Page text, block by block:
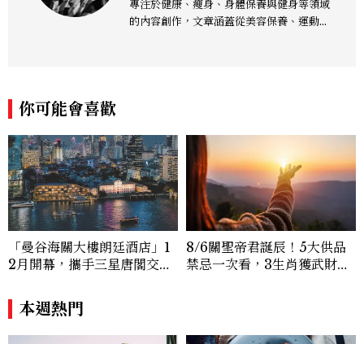
專注於健康、瘦身、身體保養與健身等領域
的內容創作，文章涵蓋從美容保養、運動健
你可能會喜歡
「曼谷海關大樓朗廷酒店」1
2月開幕，攜手三星唐閣交織
羅繁華
8/6關聖帝君誕辰！5大供品
禁忌一次看，3生肖獲武財神
本週熱門